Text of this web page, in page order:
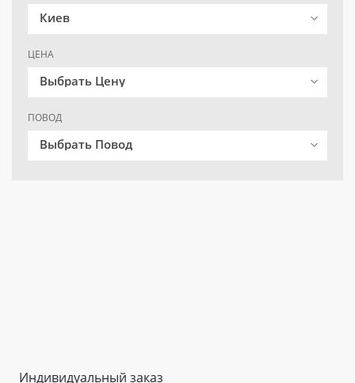
Киев
ЦЕНА
Выбрать Цену
ПОВОД
Выбрать Повод
Индивидуальный заказ